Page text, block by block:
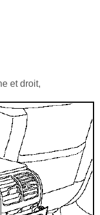
et droit,